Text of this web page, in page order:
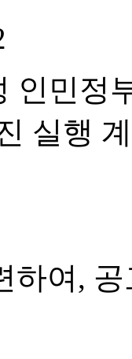
인민정
실행
하여,